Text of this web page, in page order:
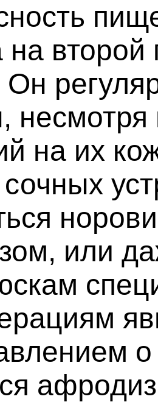
на
Он
на их
или